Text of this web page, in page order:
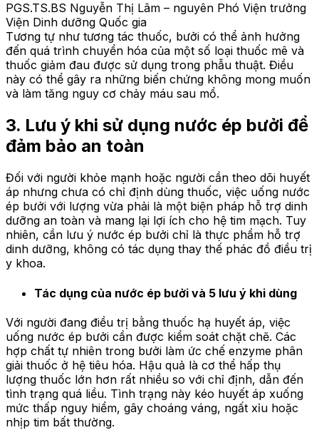
PGS.TS.BS Nguyễn Thị Lâm – nguyên Phó Viện trưởng
Viện Dinh dưỡng Quốc gia
Tương tự như tương tác thuốc, bưởi có thể ảnh hưởng
đến quá trình chuyển hóa của một số loại thuốc mê và
thuốc giảm đau được sử dụng trong phẫu thuật. Điều
này có thể gây ra những biến chứng không mong muốn
và làm tăng nguy cơ chảy máu sau mổ.
3. Lưu ý khi sử dụng nước ép bưởi để
đảm bảo an toàn
Đối với người khỏe mạnh hoặc người cần theo dõi huyết
áp nhưng chưa có chỉ định dùng thuốc, việc uống nước
ép bưởi với lượng vừa phải là một biện pháp hỗ trợ dinh
dưỡng an toàn và mang lại lợi ích cho hệ tim mạch. Tuy
nhiên, cần lưu ý nước ép bưởi chỉ là thực phẩm hỗ trợ
dinh dưỡng, không có tác dụng thay thế phác đồ điều trị
y khoa.
Tác dụng của nước ép bưởi và 5 lưu ý khi dùng
Với người đang điều trị bằng thuốc hạ huyết áp, việc
uống nước ép bưởi cần được kiểm soát chặt chẽ. Các
hợp chất tự nhiên trong bưởi làm ức chế enzyme phân
giải thuốc ở hệ tiêu hóa. Hậu quả là cơ thể hấp thụ
lượng thuốc lớn hơn rất nhiều so với chỉ định, dẫn đến
tình trạng quá liều. Tình trạng này kéo huyết áp xuống
mức thấp nguy hiểm, gây choáng váng, ngất xỉu hoặc
nhịp tim bất thường.